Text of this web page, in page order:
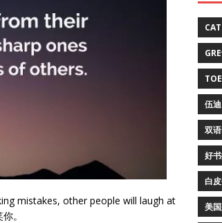
mistakes, other people will laugh at
。
伍
双
好
白
美